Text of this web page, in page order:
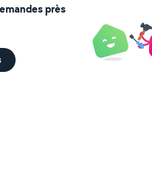
près